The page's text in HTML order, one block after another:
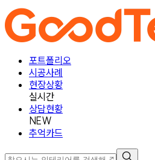
포트폴리오
시공사례
현장상황
실시간
상담현황
NEW
추억카드